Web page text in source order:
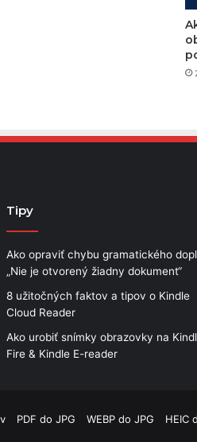
Tipy
Ako opraviť chybu gramatického
„Nie je otvorený žiadny dokument“
8 užitočných faktov a tipov o Kindle
Cloud Reader
Ako urobiť snímky obrazovky na
Fire & Kindle E-reader
PDF do JPG WEBP do JPG HEIC